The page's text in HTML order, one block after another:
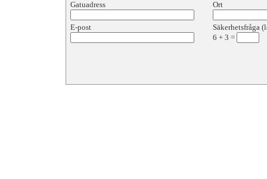
Gatuadress Ort
E-post
Säkerhetsfråga
6 + 3 =